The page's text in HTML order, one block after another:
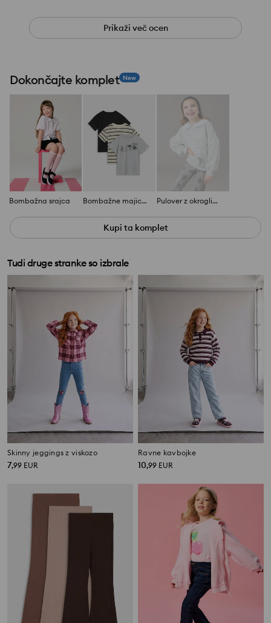
Prikaži več ocen
Dokončajte komplet New
Bombažna srajca Bombažne majice 3 pack Pulover z okroglim izrezom
Kupi ta komplet
Tudi druge stranke so izbrale
Skinny jeggings z viskozo
7,99 EUR
Ravne kavbojke
10,99 EUR